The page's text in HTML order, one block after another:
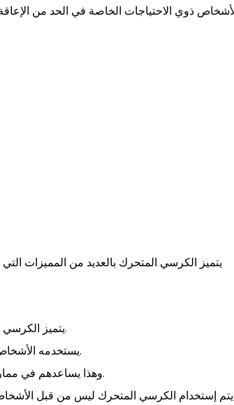
يتميز الكرسي المتحرك بالعديد من المميزات
يتميز الكرسي المتحرك انه يسهل عملية التنقل للأشخاص المصابين بكل سهولة.
يستخدمه الأشخاص ذوي الإعاقة للذهاب في كل مكان سواء خارج المنزل أو داخله.
وهذا يساعدهم في ممارسة المهام اليومية بصورة طبيعية دون الاعتماد على شخص أخر.
يتم إستخدام الكرسي المتحرك ليس من قبل